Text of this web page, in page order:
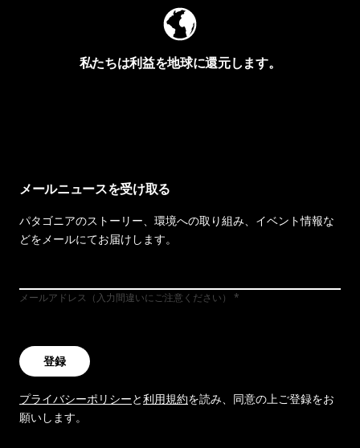
私たちは利益を地球に還元します。
メールニュースを受け取る
パタゴニアのストーリー、環境への取り組み、イベント情報な
どをメールにてお届けします。
メールアドレス（入力間違いにご注意ください）
登録
プライバシーポリシーと利用規約を読み、同意の上ご登録をお
願いします。